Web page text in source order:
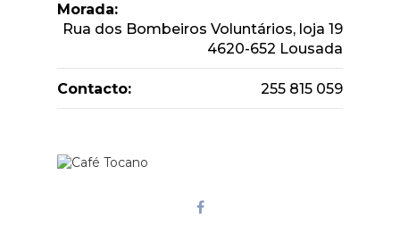
Morada:
Rua dos Bombeiros Voluntários, loja 19
4620-652 Lousada
Contacto: 255 815 059